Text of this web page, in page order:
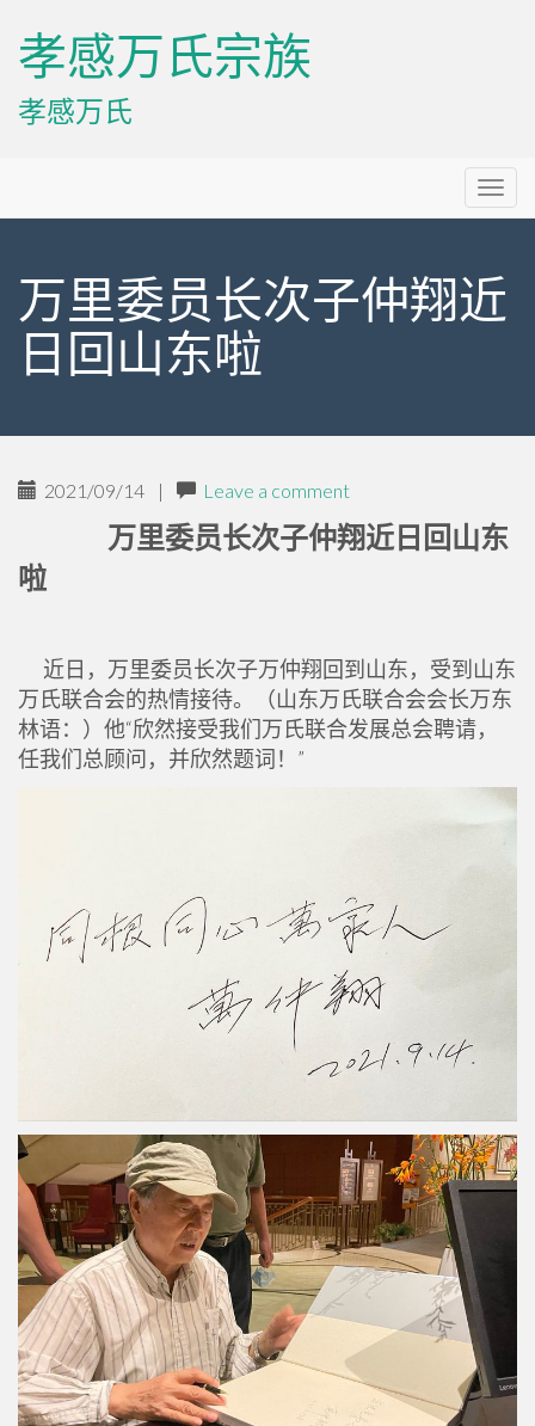
孝感万氏宗族
孝感万氏
Menu
万里委员长次子仲翔近
日回山东啦
2021/09/14 | Leave a comment
万里委员长次子仲翔近日回山东
啦
近日，万里委员长次子万仲翔回到山东，受到山东
万氏联合会的热情接待。（山东万氏联合会会长万东
林语：）他“欣然接受我们万氏联合发展总会聘请，
任我们总顾问，并欣然题词！”